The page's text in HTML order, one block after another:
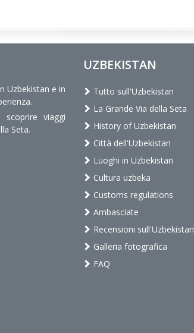
Uzbekistan e in
viaggi
Seta.
UZBEKISTAN
Tutto sull'Uzbekistan
La Grande Via della Seta
History of Uzbekistan
Città dell'Uzbekistan
Luoghi in Uzbekistan
Cultura uzbeka
Customs regulations
Ambasciate
Recensioni sull'Uzbekistan
Galleria fotografica
FAQ